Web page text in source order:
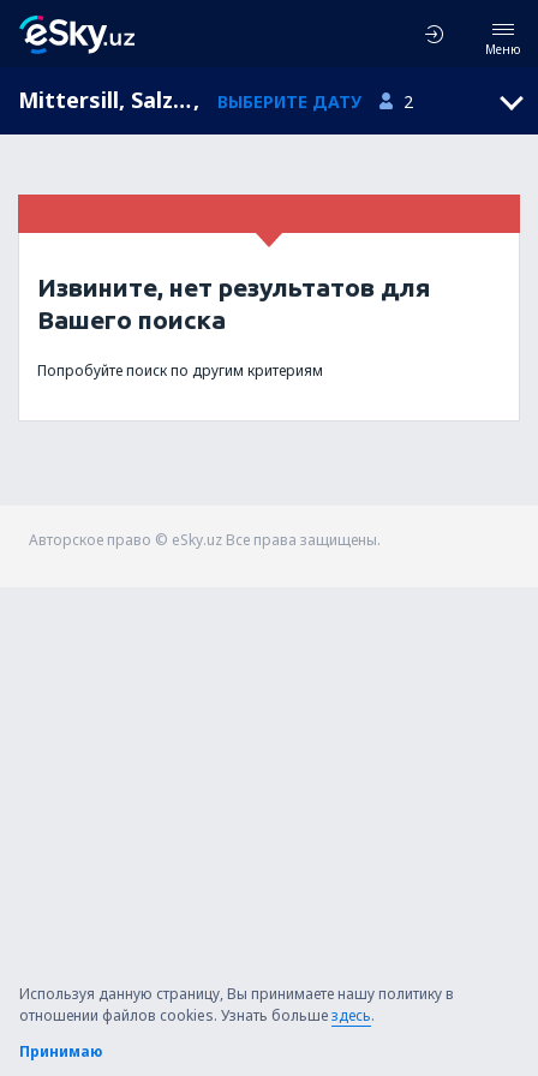
Меню
Mittersill, Salzburg Region, Австрия, ВЫБЕРИТЕ ДАТУ 2
Извините, нет результатов для
Вашего поиска
Попробуйте поиск по другим критериям
Авторское право © eSky.uz Все права защищены.
Используя данную страницу, Вы принимаете нашу политику в
отношении файлов cookies. Узнать большездесь.
Принимаю